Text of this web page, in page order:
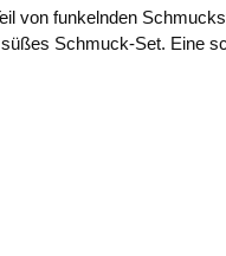
von funkelnden
Schmuck-Set. Eine